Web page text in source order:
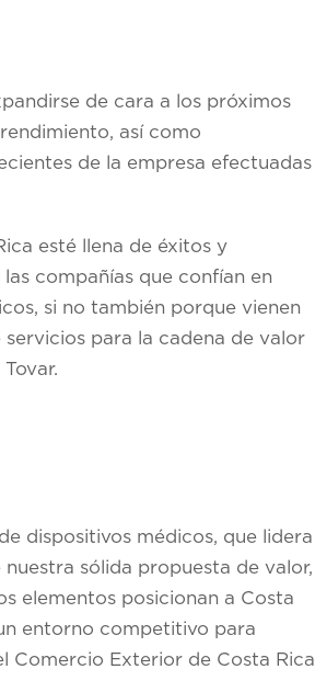
de cara a los próximos
así como
de la empresa efectuadas
esté llena de éxitos y
compañías que confían en
si no también porque vienen
para la cadena de valor
dispositivos médicos, que lidera
sólida propuesta de valor,
elementos posicionan a Costa
entorno competitivo para
Comercio Exterior de Costa Rica